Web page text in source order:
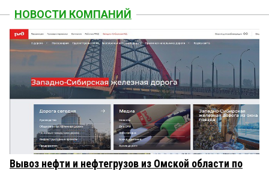
НОВОСТИ КОМПАНИЙ
Вывоз нефти и нефтегрузов из Омской области по